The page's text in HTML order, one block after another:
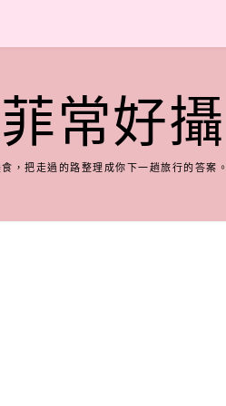
常好攝
，把走過的路整理成你下一趟旅行的答案。